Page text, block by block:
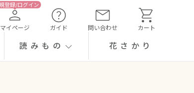
マイページ ガイド 問い合わせ カート
読みもの 花さかり